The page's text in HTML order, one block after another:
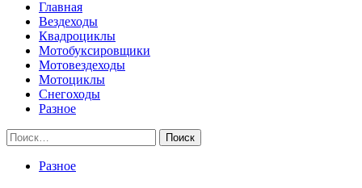
Главная
Вездеходы
Квадроциклы
Мотобуксировщики
Мотовездеходы
Мотоциклы
Снегоходы
Разное
Найти:
Разное